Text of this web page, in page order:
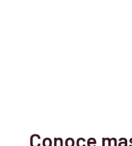
Conoce